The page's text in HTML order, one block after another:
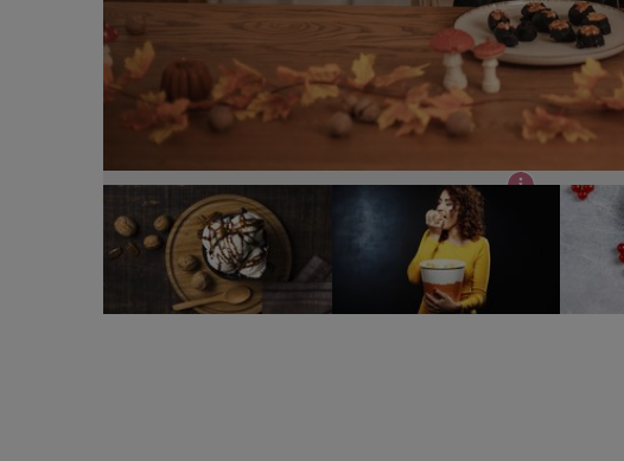
Desertul de toamnă, în funcție de semnul zodiacal